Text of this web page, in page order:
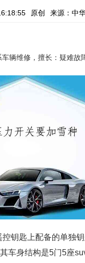
原创 来源：中
钥匙上配备的单独
车身结构是5门5座